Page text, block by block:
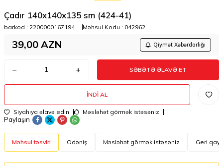
Çadır 140x140x135 sm (424-41)
barkod : 2200000167194 Məhsul Kodu : 042962
39,00 AZN Qiymət Xəbərdarlığı
SƏBƏTƏ ƏLAVƏ ET
İNDI AL
Siyahıya əlavə edin Məsləhət görmək istəsəniz
Paylaşın
Məhsul təsviri Ödəniş Məsləhət görmək istəsəniz Geri